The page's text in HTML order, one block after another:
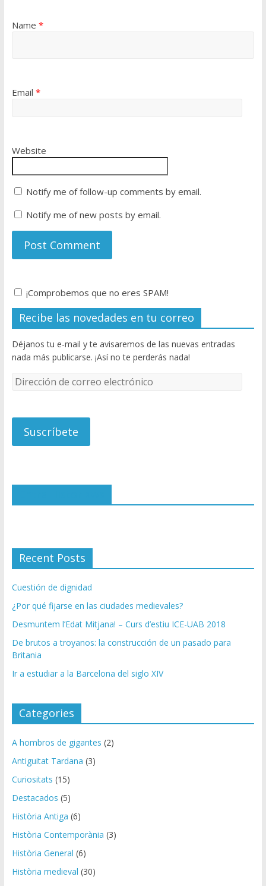
Name *
Email *
Website
Notify me of follow-up comments by email.
Notify me of new posts by email.
¡Comprobemos que no eres SPAM!
Recibe las novedades en tu correo
Déjanos tu e-mail y te avisaremos de las nuevas entradas
nada más publicarse. ¡Así no te perderás nada!
D
e
c
n
r
o
l
e
c
t
ó
i
Recent Posts
Cuestión de dignidad
¿Por qué fijarse en las ciudades medievales?
Desmuntem l’Edat Mitjana! – Curs d’estiu ICE-UAB 2018
De brutos a troyanos: la construcción de un pasado para
Britania
Ir a estudiar a la Barcelona del siglo XIV
Categories
A hombros de gigantes (2)
Antiguitat Tardana (3)
Curiositats (15)
Destacados (5)
Història Antiga (6)
Història Contemporània (3)
Història General (6)
Història medieval (30)